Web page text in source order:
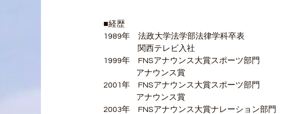
■経歴
1989年　法政大学法学部法律学科卒表
関西テレビ入社
1999年　FNSアナウンス大賞スポーツ部門
アナウンス賞
2001年　FNSアナウンス大賞スポーツ部門
アナウンス賞
2003年　FNSアナウンス大賞ナレーション部門